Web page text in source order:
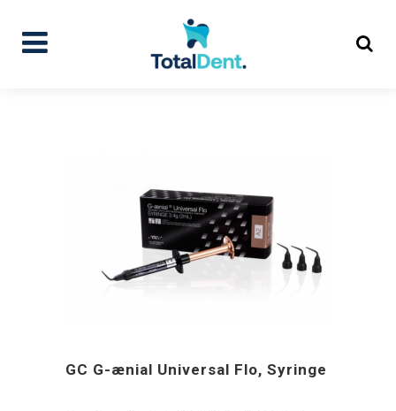
GC G-ænial Universal Flo, Syringe